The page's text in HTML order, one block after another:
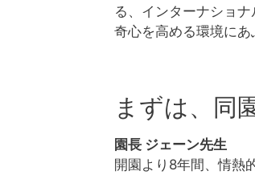
る、インターナショ
奇心を高める環境にあ
まずは、同
園長 ジェーン先生
開園より8年間、情熱